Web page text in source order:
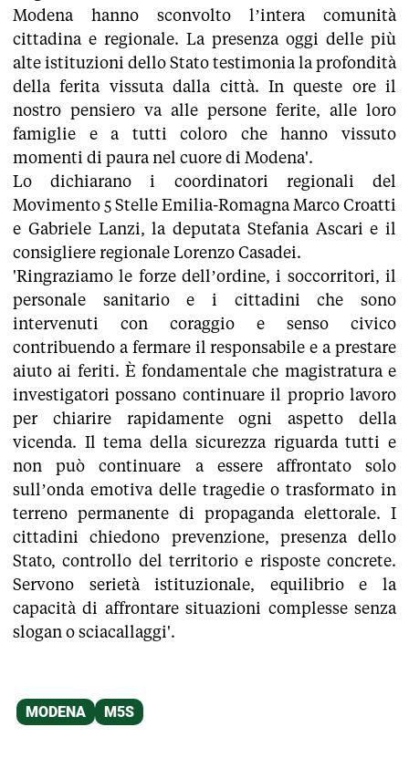
Modena hanno sconvolto l’intera comunità
cittadina e regionale. La presenza oggi delle più
alte istituzioni dello Stato testimonia la profondità
della ferita vissuta dalla città. In queste ore il
nostro pensiero va alle persone ferite, alle loro
famiglie e a tutti coloro che hanno vissuto
momenti di paura nel cuore di Modena'.
Lo dichiarano i coordinatori regionali del
Movimento 5 Stelle Emilia-Romagna Marco Croatti
e Gabriele Lanzi, la deputata Stefania Ascari e il
consigliere regionale Lorenzo Casadei.
'Ringraziamo le forze dell’ordine, i soccorritori, il
personale sanitario e i cittadini che sono
intervenuti con coraggio e senso civico
contribuendo a fermare il responsabile e a prestare
aiuto ai feriti. È fondamentale che magistratura e
investigatori possano continuare il proprio lavoro
per chiarire rapidamente ogni aspetto della
vicenda. Il tema della sicurezza riguarda tutti e
non può continuare a essere affrontato solo
sull’onda emotiva delle tragedie o trasformato in
terreno permanente di propaganda elettorale. I
cittadini chiedono prevenzione, presenza dello
Stato, controllo del territorio e risposte concrete.
Servono serietà istituzionale, equilibrio e la
capacità di affrontare situazioni complesse senza
slogan o sciacallaggi'.